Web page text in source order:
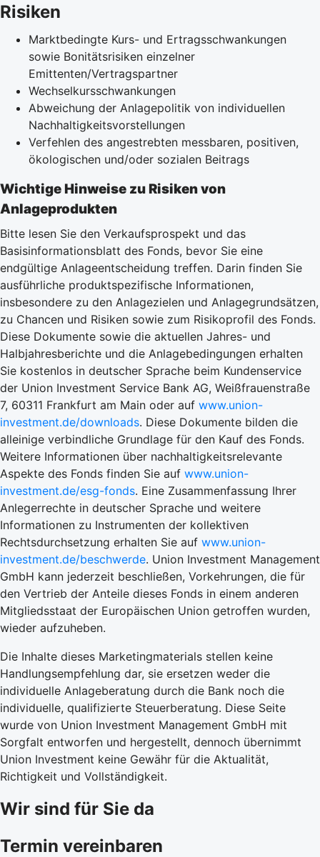
Risiken
Marktbedingte Kurs- und Ertragsschwankungen
sowie Bonitätsrisiken einzelner
Emittenten/Vertragspartner
Wechselkursschwankungen
Abweichung der Anlagepolitik von individuellen
Nachhaltigkeitsvorstellungen
Verfehlen des angestrebten messbaren, positiven,
ökologischen und/oder sozialen Beitrags
Wichtige Hinweise zu Risiken von
Anlageprodukten
Bitte lesen Sie den Verkaufsprospekt und das
Basisinformationsblatt des Fonds, bevor Sie eine
endgültige Anlageentscheidung treffen. Darin finden Sie
ausführliche produktspezifische Informationen,
insbesondere zu den Anlagezielen und Anlagegrundsätzen,
zu Chancen und Risiken sowie zum Risikoprofil des Fonds.
Diese Dokumente sowie die aktuellen Jahres- und
Halbjahresberichte und die Anlagebedingungen erhalten
Sie kostenlos in deutscher Sprache beim Kundenservice
der Union Investment Service Bank AG, Weißfrauenstraße
7, 60311 Frankfurt am Main oder auf www.union-
investment.de/downloads. Diese Dokumente bilden die
alleinige verbindliche Grundlage für den Kauf des Fonds.
Weitere Informationen über nachhaltigkeitsrelevante
Aspekte des Fonds finden Sie auf www.union-
investment.de/esg-fonds. Eine Zusammenfassung Ihrer
Anlegerrechte in deutscher Sprache und weitere
Informationen zu Instrumenten der kollektiven
Rechtsdurchsetzung erhalten Sie auf www.union-
investment.de/beschwerde. Union Investment Management
GmbH kann jederzeit beschließen, Vorkehrungen, die für
den Vertrieb der Anteile dieses Fonds in einem anderen
Mitgliedsstaat der Europäischen Union getroffen wurden,
wieder aufzuheben.
Die Inhalte dieses Marketingmaterials stellen keine
Handlungsempfehlung dar, sie ersetzen weder die
individuelle Anlageberatung durch die Bank noch die
individuelle, qualifizierte Steuerberatung. Diese Seite
wurde von Union Investment Management GmbH mit
Sorgfalt entworfen und hergestellt, dennoch übernimmt
Union Investment keine Gewähr für die Aktualität,
Richtigkeit und Vollständigkeit.
Wir sind für Sie da
Termin vereinbaren